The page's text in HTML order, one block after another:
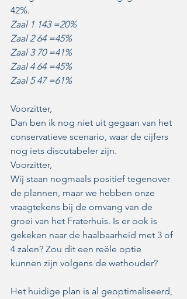
42%.
Zaal 1 143 =20%
Zaal 2 64 =45%
Zaal 3 70 =41%
Zaal 4 64 =45%
Zaal 5 47 =61%
Voorzitter,
Dan ben ik nog niet uit gegaan van het
conservatieve scenario, waar de cijfers
nog iets discutabeler zijn.
Voorzitter,
Wij staan nogmaals positief tegenover
de plannen, maar we hebben onze
vraagtekens bij de omvang van de
groei van het Fraterhuis. Is er ook is
gekeken naar de haalbaarheid met 3 of
4 zalen? Zou dit een reële optie
kunnen zijn volgens de wethouder?
Het huidige plan is al geoptimaliseerd,